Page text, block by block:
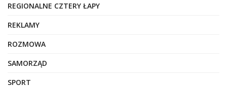
REGIONALNE CZTERY ŁAPY
REKLAMY
ROZMOWA
SAMORZĄD
SPORT